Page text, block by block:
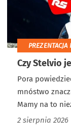
PREZENTACJA
Czy Stelvio
Pora
mnóstwo
Mamy na to
2 sierpnia 2026